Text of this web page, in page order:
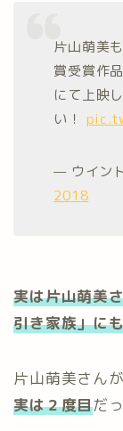
片山萌美
賞受賞作
にて上映
い！
— ウイン
2018
実は片山萌美
引き家族」に
片山萌美さん
実は２度目だ